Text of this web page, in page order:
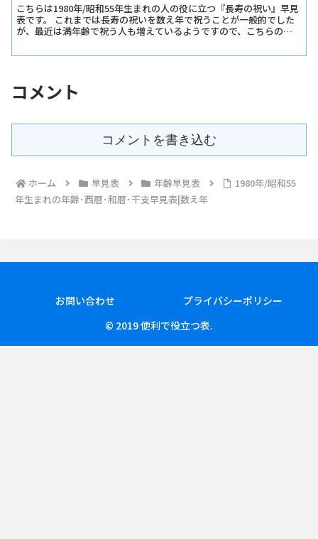
こちらは1980年/昭和55年生まれの人の役に立つ『長寿の祝い』早見
表です。 これまでは長寿の祝いを数え年で祝うことが一般的でした
が、最近は満年齢で祝う人も増えているようですので、こちらの早
年齢版』をご用意しました。
コメント
コメントを書き込む
ホーム 早見表 年齢早見表
1980年/昭和55
年生まれの年齢･西暦･和暦･干支早見表|数え年
お問い合わせ
プライバシーポリシー
© 2019 便利で役立つ表.